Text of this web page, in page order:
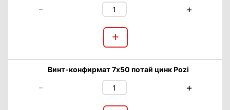
- +
+
Винт-конфирмат 7х50 потай цинк Pozi
- +